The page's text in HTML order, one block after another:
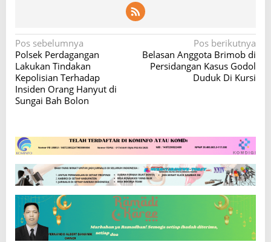
N
a
v
i
s
i
p
o
s
Pos sebelumnya
Polsek Perdagangan
Lakukan Tindakan
Kepolisian Terhadap
Insiden Orang Hanyut di
Sungai Bah Bolon
Pos berikutnya
Belasan Anggota Brimob di
Persidangan Kasus Godol
Duduk Di Kursi